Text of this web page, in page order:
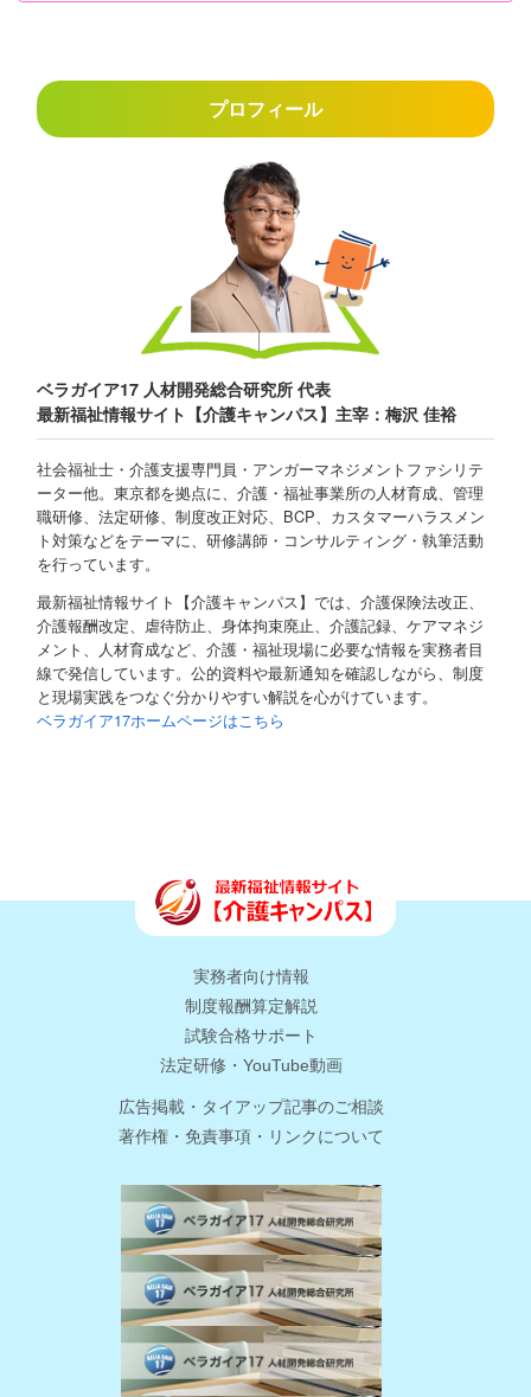
プロフィール
ベラガイア17 人材開発総合研究所 代表
最新福祉情報サイト【介護キャンパス】主宰：梅沢 佳裕
社会福祉士・介護支援専門員・アンガーマネジメントファシリテ
ーター他。東京都を拠点に、介護・福祉事業所の人材育成、管理
職研修、法定研修、制度改正対応、BCP、カスタマーハラスメン
ト対策などをテーマに、研修講師・コンサルティング・執筆活動
を行っています。
最新福祉情報サイト【介護キャンパス】では、介護保険法改正、
介護報酬改定、虐待防止、身体拘束廃止、介護記録、ケアマネジ
メント、人材育成など、介護・福祉現場に必要な情報を実務者目
線で発信しています。公的資料や最新通知を確認しながら、制度
と現場実践をつなぐ分かりやすい解説を心がけています。
ベラガイア17ホームページはこちら
実務者向け情報
制度報酬算定解説
試験合格サポート
法定研修・YouTube動画
広告掲載・タイアップ記事のご相談
著作権・免責事項・リンクについて